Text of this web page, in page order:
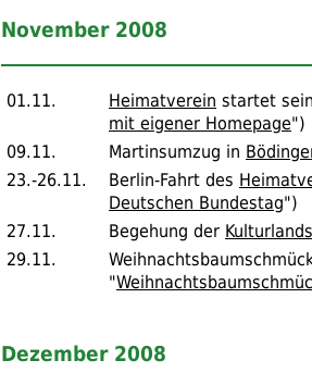
November 2008
01.11. Heimatverein startet
mit eigener Homepage")
09.11.
Martinsumzug in
23.-26.11.
Berlin-Fahrt des
Deutschen Bundestag")
27.11.
Begehung der
29.11.
"
Dezember 2008